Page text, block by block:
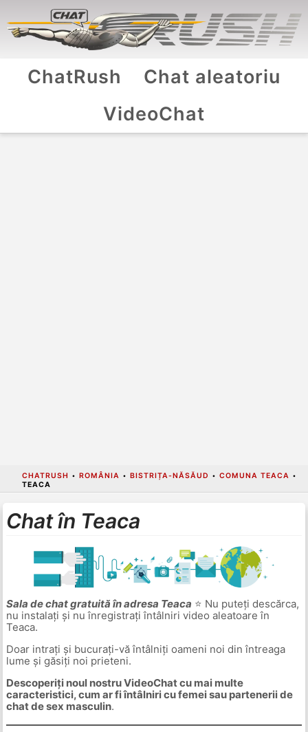
ChatRush
Chat aleatoriu
VideoChat
CHATRUSH • ROMÂNIA • BISTRIȚA-NĂSĂUD • COMUNA TEACA •
TEACA
Chat în Teaca
Sala de chat gratuită în adresa Teaca ⭐ Nu puteți descărca,
nu instalați și nu înregistrați întâlniri video aleatoare în
Teaca.
Doar intrați și bucurați-vă întâlniți oameni noi din întreaga
lume și găsiți noi prieteni.
Descoperiți noul nostru VideoChat cu mai multe
caracteristici, cum ar fi întâlniri cu femei sau partenerii de
chat de sex masculin.